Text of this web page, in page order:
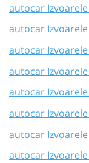
autocar
autocar
autocar
autocar
autocar
autocar
autocar
autocar